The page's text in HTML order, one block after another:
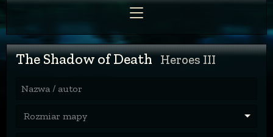
The Shadow of Death Heroes III
Nazwa / autor
Rozmiar mapy